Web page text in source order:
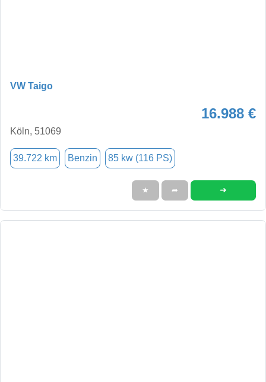
VW Taigo
16.988 €
Köln, 51069
39.722 km Benzin 85 kw (116 PS)
★ ➦ ➜